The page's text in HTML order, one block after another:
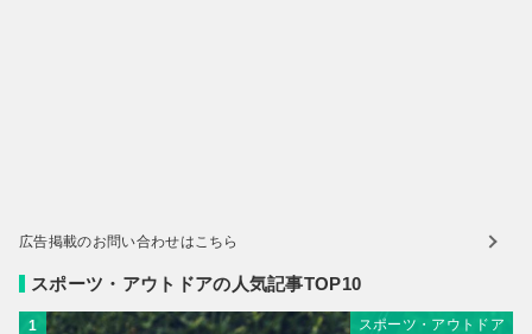
広告掲載のお問い合わせはこちら
スポーツ・アウトドアの人気記事TOP10
1 スポーツ・アウトドア